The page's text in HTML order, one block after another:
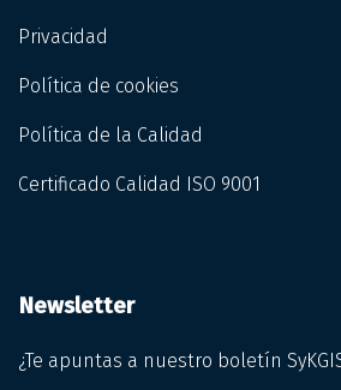
Privacidad
Política de cookies
Política de la Calidad
Certificado Calidad ISO 9001
Newsletter
¿Te apuntas a nuestro boletín